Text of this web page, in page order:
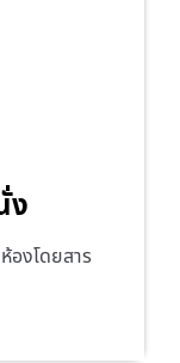
ง
องโดยสาร